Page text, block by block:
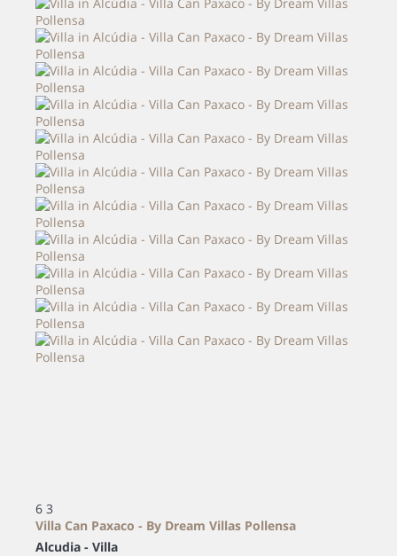
6 3
Villa Can Paxaco - By Dream Villas Pollensa
Alcudia - Villa